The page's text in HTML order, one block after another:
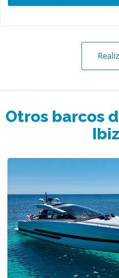
Otros barcos